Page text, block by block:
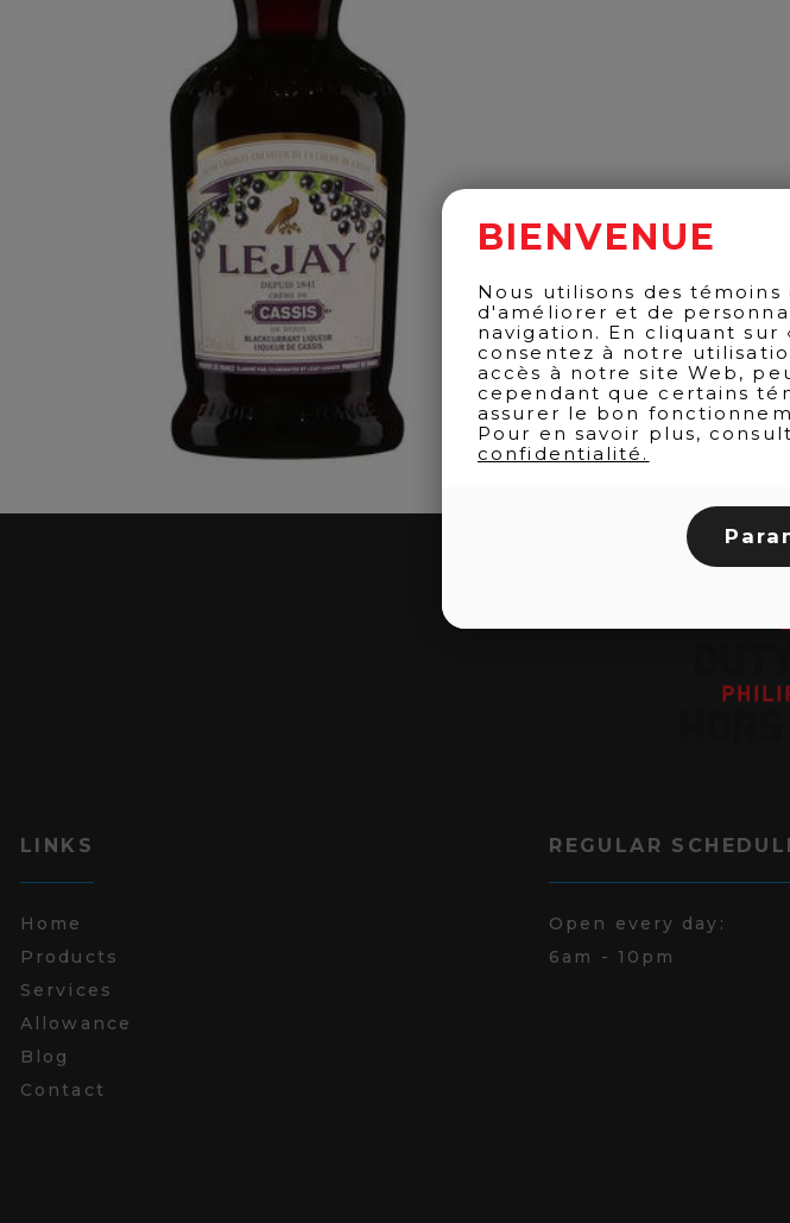
LINKS
Home
Products
Services
Allowance
Blog
Contact
REGULAR
Open every day:
6am - 10pm
BIENVENUE
Nous utilisons des témoins
d'améliorer et de
navigation. En cliquant sur
consentez à notre
accès à notre site Web,
cependant que certains
assurer le bon
Pour en savoir plus,
confidentialité.